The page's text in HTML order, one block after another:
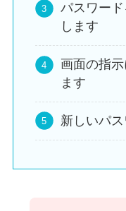
パスワー
します
画面の指
ます
新しいパ